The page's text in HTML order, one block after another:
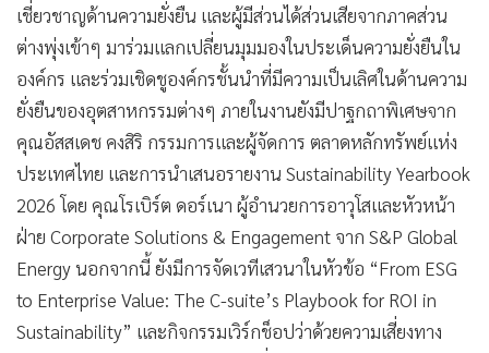
เชี่ยวชาญด้านความยั่งยืน และผู้มีส่วนได้ส่วนเสียจากภาคส่วน
ต่างพุ่งเข้าๆ มาร่วมแลกเปลี่ยนมุมมองในประเด็นความยั่งยืนใน
องค์กร และร่วมเชิดชูองค์กรชั้นนำที่มีความเป็นเลิศในด้านความ
ยั่งยืนของอุตสาหกรรมต่างๆ ภายในงานยังมีปาฐกถาพิเศษจาก
คุณอัสสเดช คงสิริ กรรมการและผู้จัดการ ตลาดหลักทรัพย์แห่ง
ประเทศไทย และการนำเสนอรายงาน Sustainability Yearbook
2026 โดย คุณโรเบิร์ต ดอร์เนา ผู้อำนวยการอาวุโสและหัวหน้า
ฝ่าย Corporate Solutions & Engagement จาก S&P Global
Energy นอกจากนี้ ยังมีการจัดเวทีเสวนาในหัวข้อ “From ESG
to Enterprise Value: The C-suite’s Playbook for ROI in
Sustainability” และกิจกรรมเวิร์กช็อปว่าด้วยความเสี่ยงทาง